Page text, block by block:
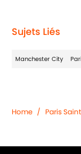
Sujets Liés
Manchester City
Home / Paris